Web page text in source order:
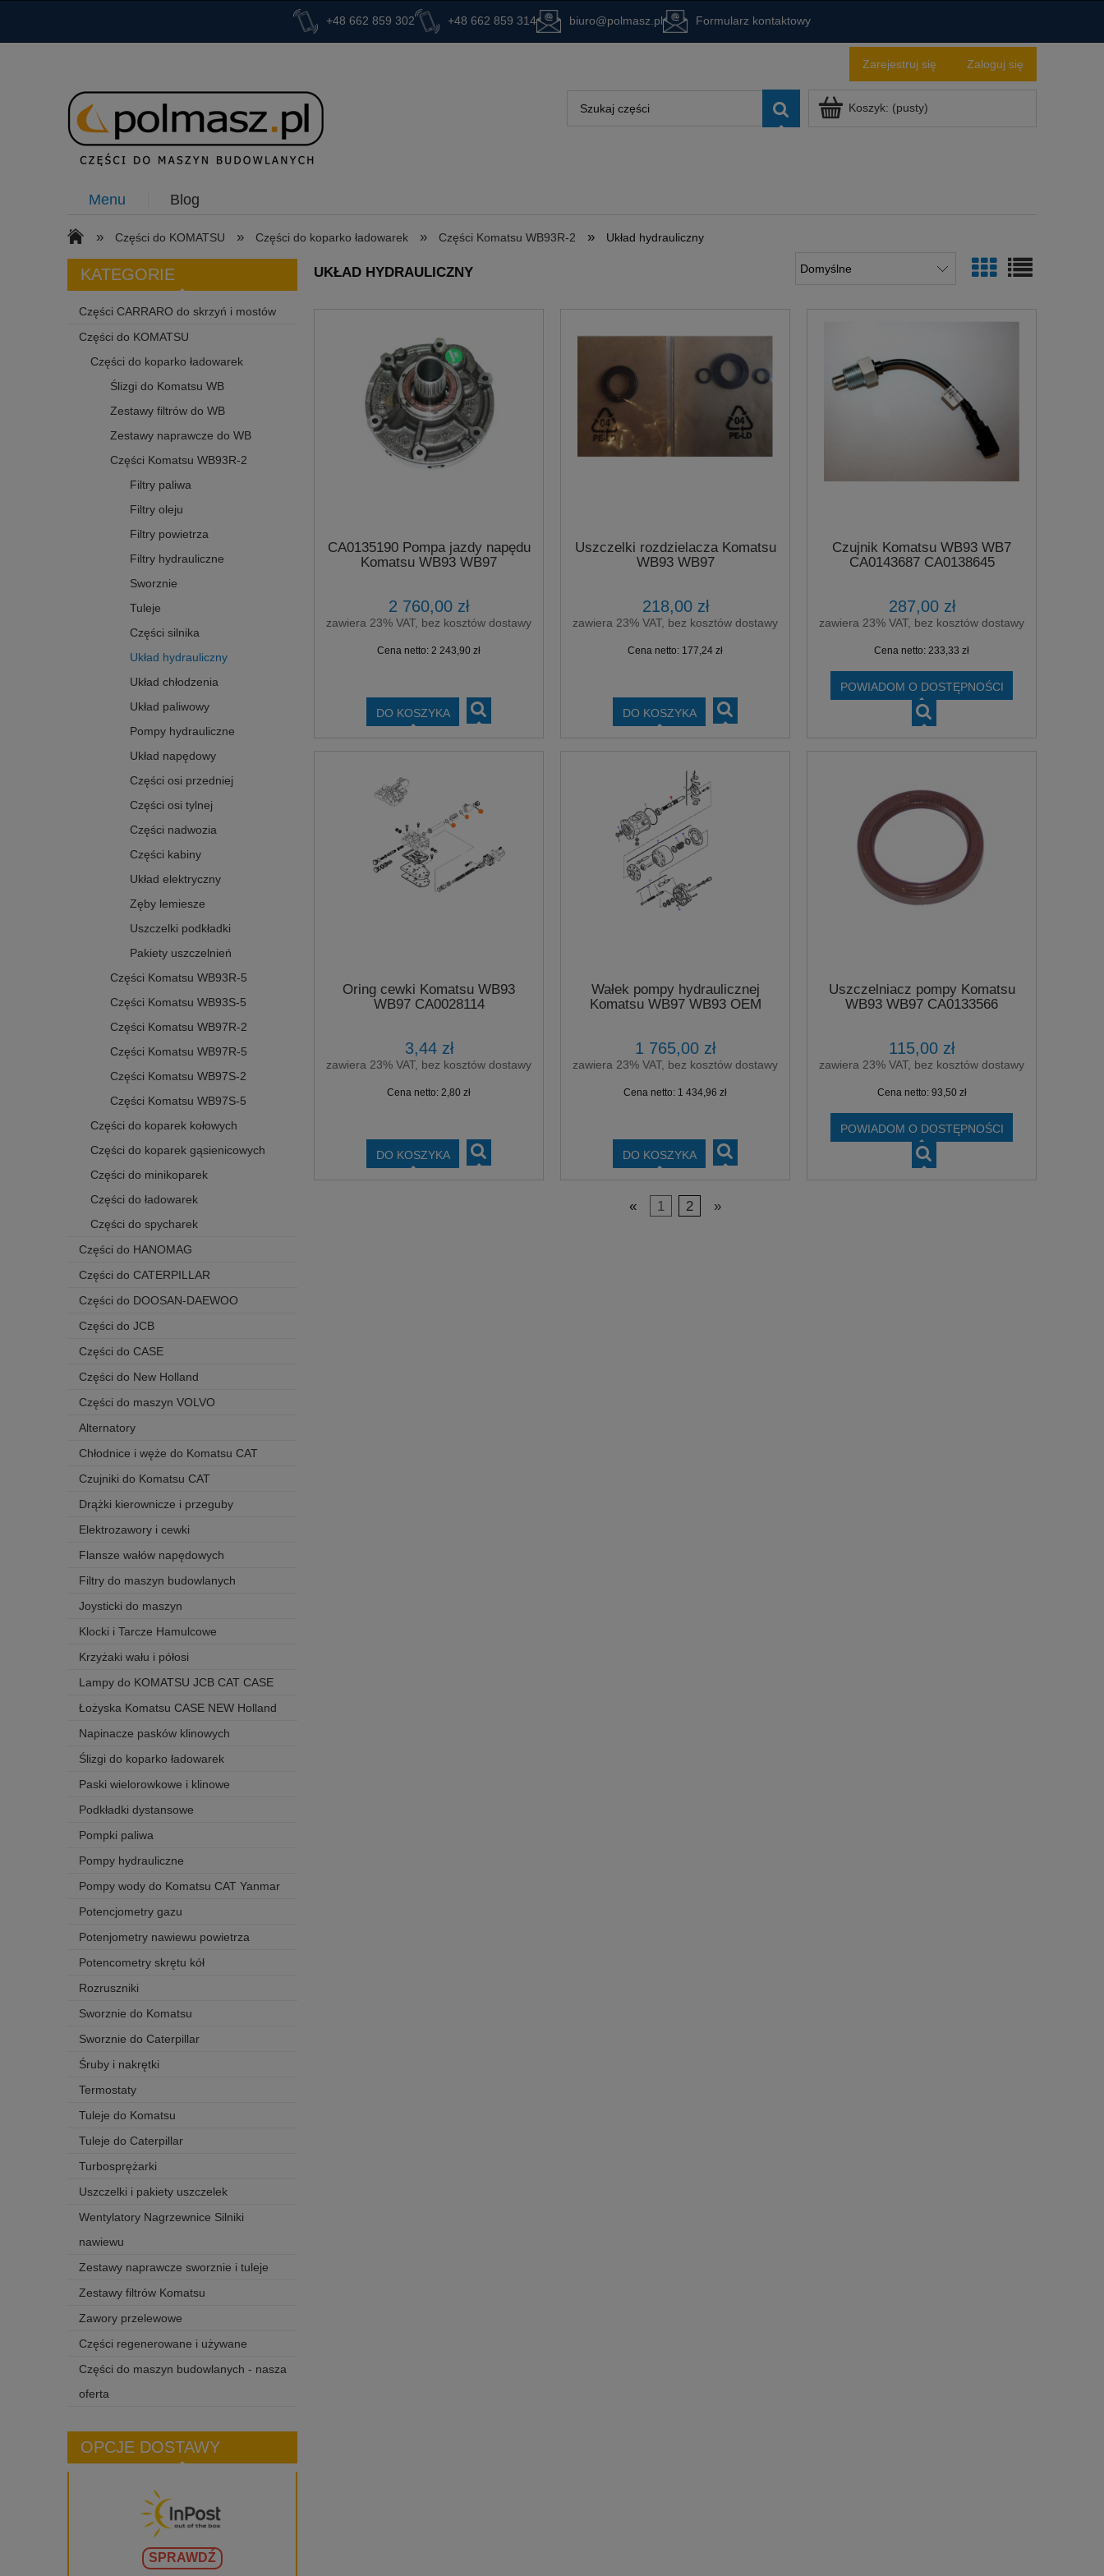
+48 662 859 302 +48 662 859 314 biuro@polmasz.pl Formularz kontaktowy
Zarejestruj się Zaloguj się
Koszyk: (pusty)
Menu Blog
» Części do KOMATSU » Części do koparko ładowarek » Części Komatsu WB93R-2 » Układ hydrauliczny
KATEGORIE
Części CARRARO do skrzyń i mostów
Części do KOMATSU
Części do koparko ładowarek
Ślizgi do Komatsu WB
Zestawy filtrów do WB
Zestawy naprawcze do WB
Części Komatsu WB93R-2
Filtry paliwa
Filtry oleju
Filtry powietrza
Filtry hydrauliczne
Sworznie
Tuleje
Części silnika
Układ hydrauliczny
Układ chłodzenia
Układ paliwowy
Pompy hydrauliczne
Układ napędowy
Części osi przedniej
Części osi tylnej
Części nadwozia
Części kabiny
Układ elektryczny
Zęby lemiesze
Uszczelki podkładki
Pakiety uszczelnień
Części Komatsu WB93R-5
Części Komatsu WB93S-5
Części Komatsu WB97R-2
Części Komatsu WB97R-5
Części Komatsu WB97S-2
Części Komatsu WB97S-5
Części do koparek kołowych
Części do koparek gąsienicowych
Części do minikoparek
Części do ładowarek
Części do spycharek
Części do HANOMAG
Części do CATERPILLAR
Części do DOOSAN-DAEWOO
Części do JCB
Części do CASE
Części do New Holland
Części do maszyn VOLVO
Alternatory
Chłodnice i węże do Komatsu CAT
Czujniki do Komatsu CAT
Drążki kierownicze i przeguby
Elektrozawory i cewki
Flansze wałów napędowych
Filtry do maszyn budowlanych
Joysticki do maszyn
Klocki i Tarcze Hamulcowe
Krzyżaki wału i półosi
Lampy do KOMATSU JCB CAT CASE
Łożyska Komatsu CASE NEW Holland
Napinacze pasków klinowych
Ślizgi do koparko ładowarek
Paski wielorowkowe i klinowe
Podkładki dystansowe
Pompki paliwa
Pompy hydrauliczne
Pompy wody do Komatsu CAT Yanmar
Potencjometry gazu
Potenjometry nawiewu powietrza
Potencometry skrętu kół
Rozruszniki
Sworznie do Komatsu
Sworznie do Caterpillar
Śruby i nakrętki
Termostaty
Tuleje do Komatsu
Tuleje do Caterpillar
Turbosprężarki
Uszczelki i pakiety uszczelek
Wentylatory Nagrzewnice Silniki
nawiewu
Zestawy naprawcze sworznie i tuleje
Zestawy filtrów Komatsu
Zawory przelewowe
Części regenerowane i używane
Części do maszyn budowlanych - nasza
oferta
OPCJE DOSTAWY
SPRAWDŹ
UKŁAD HYDRAULICZNY
CA0135190 Pompa jazdy napędu
Komatsu WB93 WB97
2 760,00 zł
zawiera 23% VAT, bez kosztów dostawy
Cena netto: 2 243,90 zł
DO KOSZYKA
Uszczelki rozdzielacza Komatsu
WB93 WB97
218,00 zł
zawiera 23% VAT, bez kosztów dostawy
Cena netto: 177,24 zł
DO KOSZYKA
Czujnik Komatsu WB93 WB7
CA0143687 CA0138645
287,00 zł
zawiera 23% VAT, bez kosztów dostawy
Cena netto: 233,33 zł
POWIADOM O DOSTĘPNOŚCI
Oring cewki Komatsu WB93
WB97 CA0028114
3,44 zł
zawiera 23% VAT, bez kosztów dostawy
Cena netto: 2,80 zł
DO KOSZYKA
Wałek pompy hydraulicznej
Komatsu WB97 WB93 OEM
1 765,00 zł
zawiera 23% VAT, bez kosztów dostawy
Cena netto: 1 434,96 zł
DO KOSZYKA
Uszczelniacz pompy Komatsu
WB93 WB97 CA0133566
115,00 zł
zawiera 23% VAT, bez kosztów dostawy
Cena netto: 93,50 zł
POWIADOM O DOSTĘPNOŚCI
« 1 2 »